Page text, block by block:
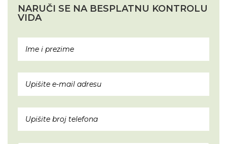
NARUČI SE NA BESPLATNU KONTROLU
VIDA